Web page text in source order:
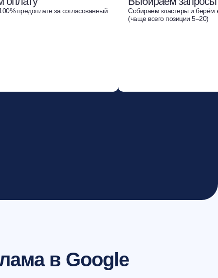
предоплате за согласованный
Собираем кластеры и берём
(чаще всего позиции 5–20)
в Google